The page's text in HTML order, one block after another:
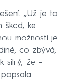
„Už je to
škod, ke
možností je
co zbývá,
silný, že –